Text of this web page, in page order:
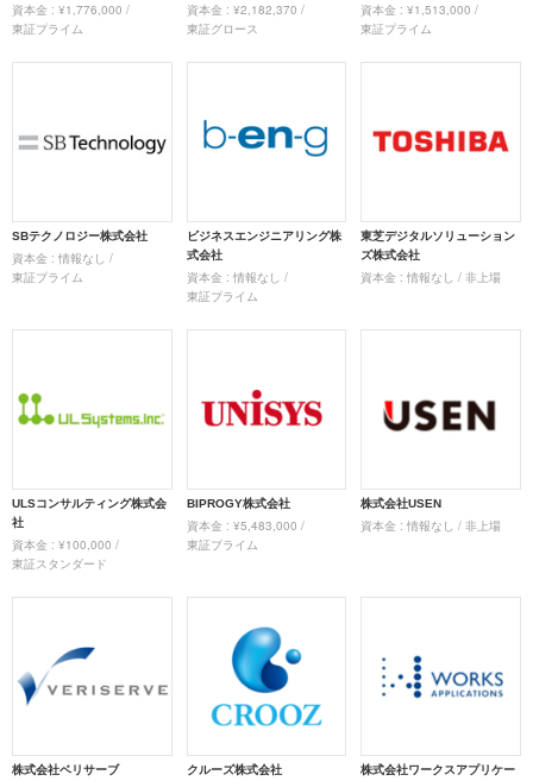
資本金 : ¥1,776,000 /
東証プライム
資本金 : ¥2,182,370 /
東証グロース
資本金 : ¥1,513,000 /
東証プライム
SBテクノロジー株式会社
資本金 : 情報なし /
東証プライム
ビジネスエンジニアリング株
式会社
資本金 : 情報なし /
東証プライム
東芝デジタルソリューション
ズ株式会社
資本金 : 情報なし / 非上場
ULSコンサルティング株式会
社
資本金 : ¥100,000 /
東証スタンダード
BIPROGY株式会社
資本金 : ¥5,483,000 /
東証プライム
株式会社USEN
資本金 : 情報なし / 非上場
株式会社ベリサーブ クルーズ株式会社
株式会社ワークスアプリケー